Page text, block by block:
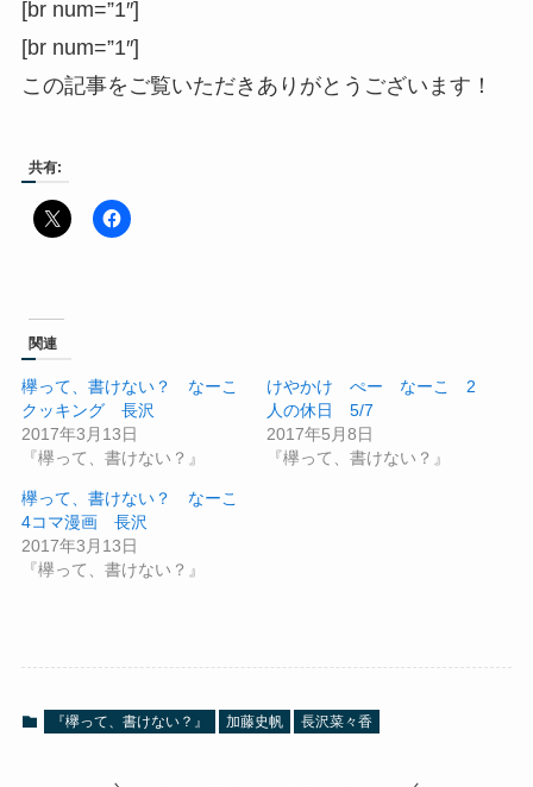
[br num=”1″]
[br num=”1″]
この記事をご覧いただきありがとうございます！
共有:
関連
欅って、書けない？ なーこ
クッキング 長沢
2017年3月13日
『欅って、書けない？』
けやかけ ぺー なーこ 2
人の休日 5/7
2017年5月8日
『欅って、書けない？』
欅って、書けない？ なーこ
4コマ漫画 長沢
2017年3月13日
『欅って、書けない？』
『欅って、書けない？』 加藤史帆 長沢菜々香